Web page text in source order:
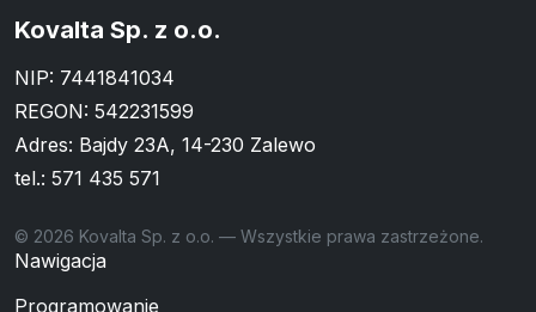
Kovalta Sp. z o.o.
NIP: 7441841034
REGON: 542231599
Adres: Bajdy 23A, 14-230 Zalewo
tel.: 571 435 571
© 2026 Kovalta Sp. z o.o. — Wszystkie prawa zastrzeżone.
Nawigacja
Programowanie